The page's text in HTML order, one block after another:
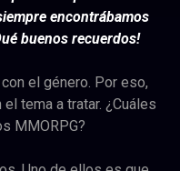
encontrábamos
buenos recuerdos!
el género. Por eso,
tema a tratar. ¿Cuáles
MMORPG?